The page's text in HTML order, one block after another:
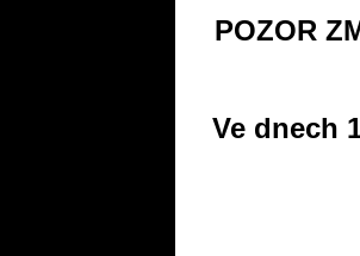
POZOR
Ve dnech